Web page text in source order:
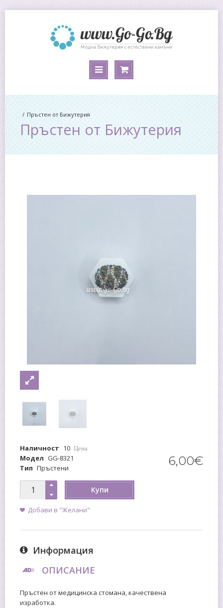
Пръстен от Бижутерия
Пръстен от Бижутерия
Наличност 10
Модел GG-8321
Тип Пръстени
Цена
6,00€
Купи
Добави в "Желани"
Информация
ОПИСАНИЕ
Пръстен от медицинска стомана, качествена
изработка.